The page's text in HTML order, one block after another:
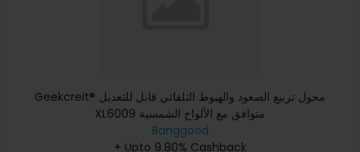
Geekcreit® محول تربيع الصعود والهبوط التلقائي قابل للتعديل
XL6009 متوافق مع الألواح الشمسية
Banggood
+ Upto 9.80% Cashback